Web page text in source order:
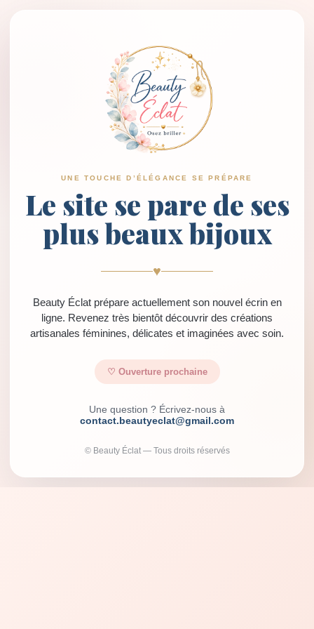
UNE TOUCHE D’ÉLÉGANCE SE PRÉPARE
Le site se pare de ses
plus beaux bijoux
♥
Beauty Éclat prépare actuellement son nouvel écrin en
ligne. Revenez très bientôt découvrir des créations
artisanales féminines, délicates et imaginées avec soin.
♡ Ouverture prochaine
Une question ? Écrivez-nous à
contact.beautyeclat@gmail.com
© Beauty Éclat — Tous droits réservés